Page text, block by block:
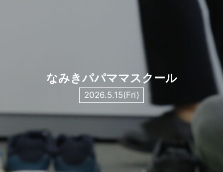
なみきパパママスクール
2026.5.15(Fri)